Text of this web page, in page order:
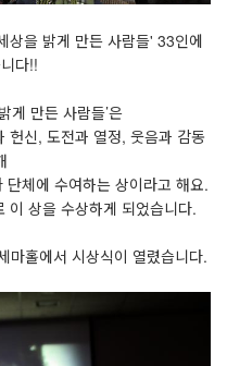
상을 밝게 만든 사람들' 33인에
다!!
게 만든 사람들’은
헌신, 도전과 열정, 웃음과 감동
체에 수여하는 상이라고 해요.
이 상을 수상하게 되었습니다.
마홀에서 시상식이 열렸습니다.